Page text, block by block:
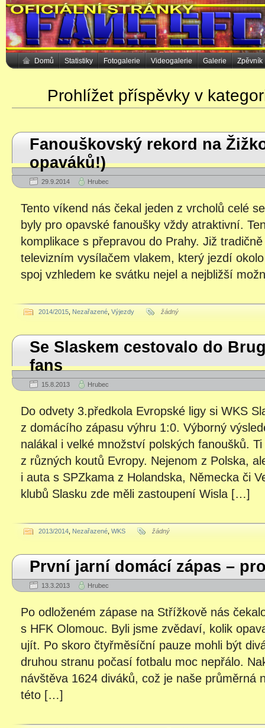
Domů Statistiky Fotogalerie Videogalerie Galerie Zpěvník
Prohlížet příspěvky v
Fanouškovský rekord na
opaváků!)
29.9.2014 Hrubec
Tento víkend nás čekal jeden z vrcholů celé
byly pro opavské fanoušky vždy atraktivní.
komplikace s přepravou do Prahy. Již
televizním vysílačem vlakem, který jezdí
spoj vzhledem ke svátku nejel a nejbližší
2014/2015 Nezařazené Výjezdy žádný
Se Slaskem cestovalo do
fans
15.8.2013 Hrubec
Do odvety 3.předkola Evropské ligy si WKS
z domácího zápasu výhru 1:0. Výborný
nalákal i velké množství polských fanoušků.
z různých koutů Evropy. Nejenom z Polska,
i auta s SPZkama z Holandska, Německa či
klubů Slasku zde měli zastoupení Wisla […]
2013/2014 Nezařazené WKS žádný
První jarní domácí zápas –
13.3.2013 Hrubec
Po odloženém zápase na Střížkově nás
s HFK Olomouc. Byli jsme zvědaví, kolik
ujít. Po skoro čtyřměsíční pauze mohli být
druhou stranu počasí fotbalu moc nepřálo.
návštěva 1624 diváků, což je naše průměrná
této […]